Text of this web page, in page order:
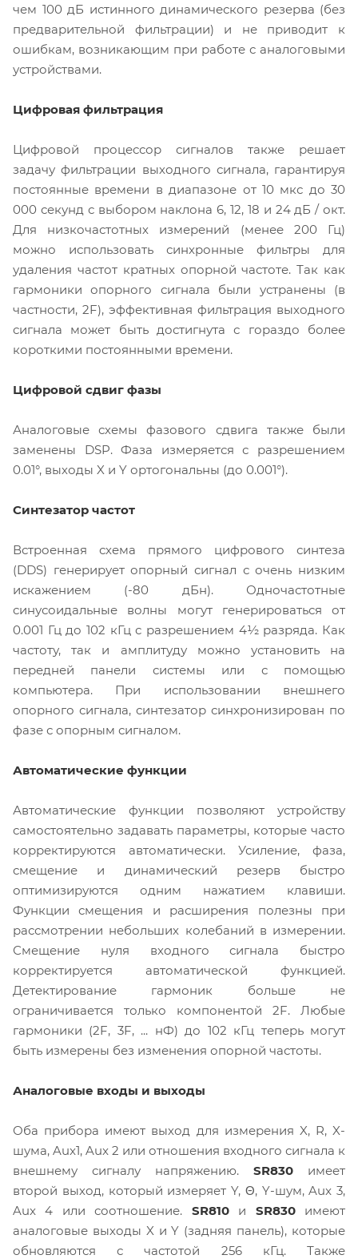
чем 100 дБ истинного динамического резерва (без
предварительной фильтрации) и не приводит к
ошибкам, возникающим при работе с аналоговыми
устройствами.
Цифровая фильтрация
Цифровой процессор сигналов также решает
задачу фильтрации выходного сигнала, гарантируя
постоянные времени в диапазоне от 10 мкс до 30
000 секунд с выбором наклона 6, 12, 18 и 24 дБ / окт.
Для низкочастотных измерений (менее 200 Гц)
можно использовать синхронные фильтры для
удаления частот кратных опорной частоте. Так как
гармоники опорного сигнала были устранены (в
частности, 2F), эффективная фильтрация выходного
сигнала может быть достигнута с гораздо более
короткими постоянными времени.
Цифровой сдвиг фазы
Аналоговые схемы фазового сдвига также были
заменены DSP. Фаза измеряется с разрешением
0.01°, выходы X и Y ортогональны (до 0.001°).
Синтезатор частот
Встроенная схема прямого цифрового синтеза
(DDS) генерирует опорный сигнал с очень низким
искажением (-80 дБн). Одночастотные
синусоидальные волны могут генерироваться от
0.001 Гц до 102 кГц с разрешением 4½ разряда. Как
частоту, так и амплитуду можно установить на
передней панели системы или с помощью
компьютера. При использовании внешнего
опорного сигнала, синтезатор синхронизирован по
фазе с опорным сигналом.
Автоматические функции
Автоматические функции позволяют устройству
самостоятельно задавать параметры, которые часто
корректируются автоматически. Усиление, фаза,
смещение и динамический резерв быстро
оптимизируются одним нажатием клавиши.
Функции смещения и расширения полезны при
рассмотрении небольших колебаний в измерении.
Смещение нуля входного сигнала быстро
корректируется автоматической функцией.
Детектирование гармоник больше не
ограничивается только компонентой 2F. Любые
гармоники (2F, 3F, ... нФ) до 102 кГц теперь могут
быть измерены без изменения опорной частоты.
Аналоговые входы и выходы
Оба прибора имеют выход для измерения X, R, X-
шума, Aux1, Aux 2 или отношения входного сигнала к
внешнему сигналу напряжению. SR830 имеет
второй выход, который измеряет Y, Θ, Y-шум, Aux 3,
Aux 4 или соотношение. SR810и SR830имеют
аналоговые выходы X и Y (задняя панель), которые
обновляются с частотой 256 кГц. Также